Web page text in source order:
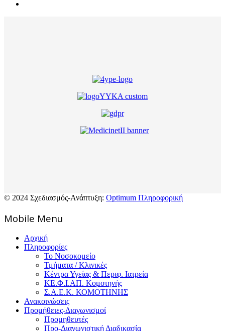
© 2024 Σχεδιασμός-Ανάπτυξη: Optimum Πληροφορική
Mοbile Menu
Αρχική
Πληροφορίες
Το Νοσοκομείο
Τμήματα / Κλινικές
Κέντρα Υγείας & Περιφ. Ιατρεία
ΚΕ.Φ.Ι.ΑΠ. Κομοτηνής
Σ.Α.Ε.Κ. ΚΟΜΟΤΗΝΗΣ
Ανακοινώσεις
Προμήθειες-Διαγωνισμοί
Προμηθευτές
Προ-Διαγωνιστική Διαδικασία